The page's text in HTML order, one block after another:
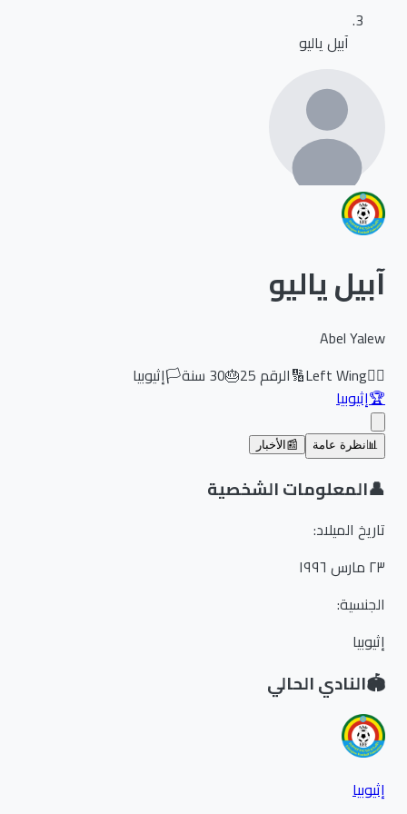
آبيل ياليو
آبيل ياليو
Abel Yalew
Left Wing
🔢الرقم25
🎂
30سنة🏳️إثيوبيا
إثيوبيا
نظرة عامة 📰 الأخبار
المعلومات الشخصية
تاريخ الميلاد:
الجنسية:
إثيوبيا
النادي الحالي
إثيوبيا